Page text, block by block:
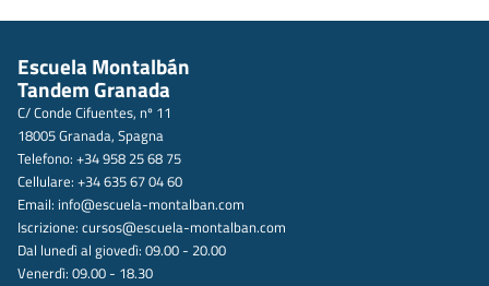
Escuela Montalbán
Tandem Granada
C/ Conde Cifuentes, nº 11
18005 Granada, Spagna
Telefono: +34 958 25 68 75
Cellulare: +34 635 67 04 60
Email: info@escuela-montalban.com
Iscrizione: cursos@escuela-montalban.com
Dal lunedì al giovedì: 09.00 - 20.00
Venerdì: 09.00 - 18.30